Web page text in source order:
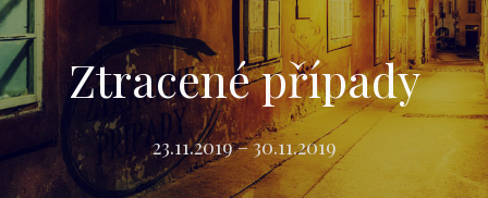
Ztracené případy
23.11.2019 – 30.11.2019